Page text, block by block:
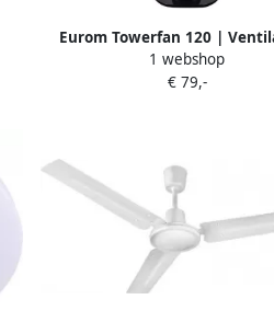
Eurom Towerfan 120 |
Black 385861
1 webshop
€ 79,-